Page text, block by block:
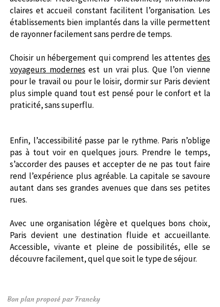
claires et accueil constant facilitent l’organisation. Les
établissements bien implantés dans la ville permettent
de rayonner facilement sans perdre de temps.
Choisir un hébergement qui comprend les attentes des
voyageurs modernes est un vrai plus. Que l’on vienne
pour le travail ou pour le loisir, dormir sur Paris devient
plus simple quand tout est pensé pour le confort et la
praticité, sans superflu.
Enfin, l’accessibilité passe par le rythme. Paris n’oblige
pas à tout voir en quelques jours. Prendre le temps,
s’accorder des pauses et accepter de ne pas tout faire
rend l’expérience plus agréable. La capitale se savoure
autant dans ses grandes avenues que dans ses petites
rues.
Avec une organisation légère et quelques bons choix,
Paris devient une destination fluide et accueillante.
Accessible, vivante et pleine de possibilités, elle se
découvre facilement, quel que soit le type de séjour.
Bon plan proposé par Francky